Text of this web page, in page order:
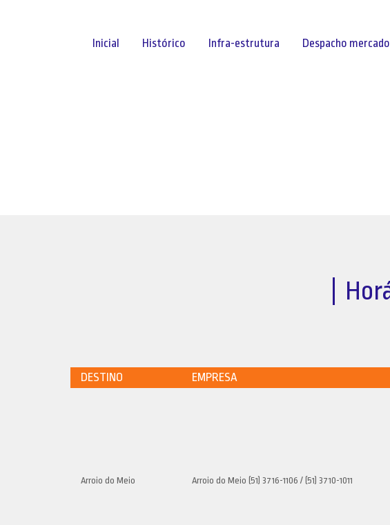
Inicial Histórico Infra-estrutura Despacho
DESTINO EMPRESA
Arroio do Meio Arroio do Meio (51) 3716-1106 / (51) 3710-1011